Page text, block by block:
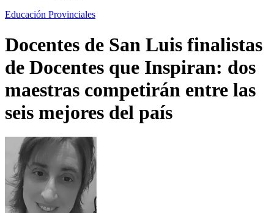
Educación Provinciales
Docentes de San Luis finalistas
de Docentes que Inspiran: dos
maestras competirán entre las
seis mejores del país